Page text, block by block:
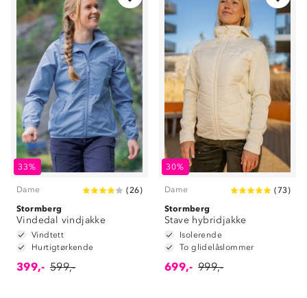
33%
Dame (26)
Stormberg
Vindedal vindjakke
Vindtett
Hurtigtørkende
399,- 599,-
30%
Dame (73)
Stormberg
Stave hybridjakke
Isolerende
To glidelåslommer
699,- 999,-